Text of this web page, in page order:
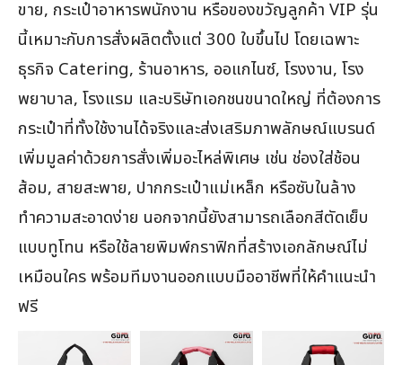
ขาย, กระเป๋าอาหารพนักงาน หรือของขวัญลูกค้า VIP รุ่น
นี้เหมาะกับการสั่งผลิตตั้งแต่ 300 ใบขึ้นไป โดยเฉพาะ
ธุรกิจ Catering, ร้านอาหาร, ออแกไนซ์, โรงงาน, โรง
พยาบาล, โรงแรม และบริษัทเอกชนขนาดใหญ่ ที่ต้องการ
กระเป๋าที่ทั้งใช้งานได้จริงและส่งเสริมภาพลักษณ์แบรนด์
เพิ่มมูลค่าด้วยการสั่งเพิ่มอะไหล่พิเศษ เช่น ช่องใส่ช้อน
ส้อม, สายสะพาย, ปากกระเป๋าแม่เหล็ก หรือซับในล้าง
ทำความสะอาดง่าย นอกจากนี้ยังสามารถเลือกสีตัดเย็บ
แบบทูโทน หรือใช้ลายพิมพ์กราฟิกที่สร้างเอกลักษณ์ไม่
เหมือนใคร พร้อมทีมงานออกแบบมืออาชีพที่ให้คำแนะนำ
ฟรี